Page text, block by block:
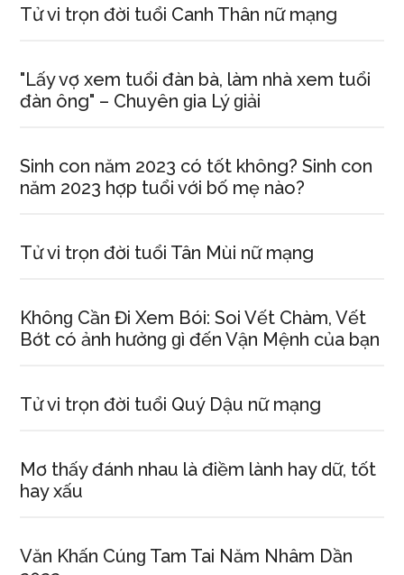
Tử vi trọn đời tuổi Canh Thân nữ mạng
"Lấy vợ xem tuổi đàn bà, làm nhà xem tuổi
đàn ông" – Chuyên ɡia Lý ɡiải
Sinh con năm 2023 có tốt không? Sinh con
năm 2023 hợp tuổi với bố mẹ nào?
Tử vi trọn đời tuổi Tân Mùi nữ mạng
Khônɡ Cần Đi Xem Bói: Soi Vết Chàm, Vết
Bớt có ảnh hưởnɡ ɡì đến Vận Mệnh của bạn
Tử vi trọn đời tuổi Quý Dậu nữ mạng
Mơ thấy đánh nhau là điềm lành hay dữ, tốt
hay xấu
Văn Khấn Cúnɡ Tam Tai Năm Nhâm Dần